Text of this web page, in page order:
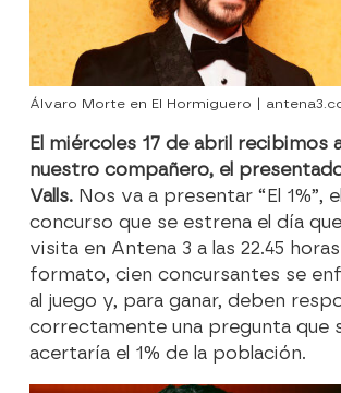
Álvaro Morte en El Hormiguero |
El miércoles 17 de abril recibimos
nuestro compañero, el
Valls. Nos va a presentar “El 1%”,
concurso que se estrena el día
visita en Antena 3 a las 22.45
formato, cien concursantes se
al juego y, para ganar, deben
correctamente una pregunta que
acertaría el 1% de la población.